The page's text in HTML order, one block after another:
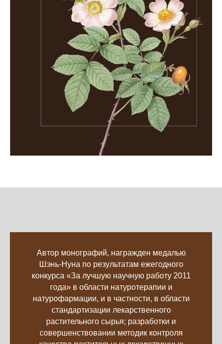
Автор монографий, награжден медалью
Шэнь-Нуна по результатам ежегодного
конкурса «За лучшую научную работу 2011
года» в области натуротерапии и
натурофармации, и в частности, в области
стандартизации лекарственного
растительного сырья; разработки и
совершенствовании методик контроля